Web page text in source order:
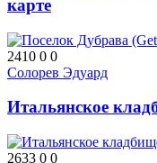
карте
2410 0 0
Солорев Эдуард
Итальянское
2633 0 0